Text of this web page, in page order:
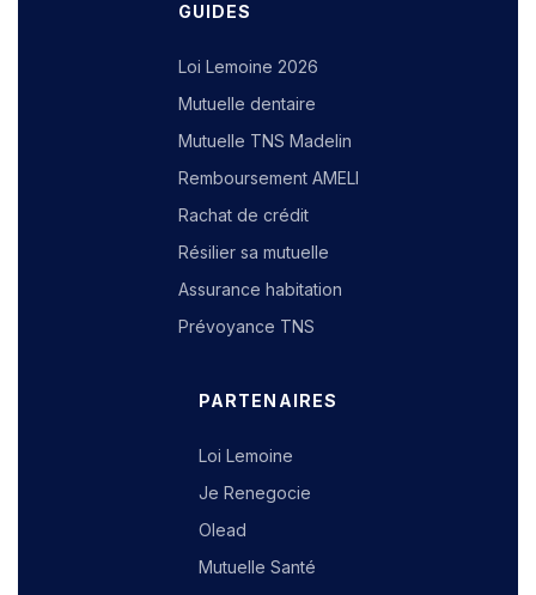
GUIDES
Loi Lemoine 2026
Mutuelle dentaire
Mutuelle TNS Madelin
Remboursement AMELI
Rachat de crédit
Résilier sa mutuelle
Assurance habitation
Prévoyance TNS
PARTENAIRES
Loi Lemoine
Je Renegocie
Olead
Mutuelle Santé